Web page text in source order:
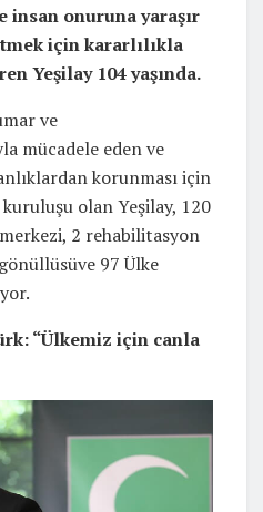
insan onuruna yaraşır
için kararlılıkla
Yeşilay 104 yaşında.
ve
mücadele eden ve
korunması için
olan Yeşilay, 120
2 rehabilitasyon
97 Ülke
“Ülkemiz için canla